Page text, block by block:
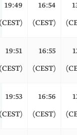
16:54
(CEST)
19:49
(CEST)
16:55
(CEST)
19:51
(CEST)
16:56
(CEST)
19:53
(CEST)